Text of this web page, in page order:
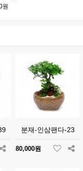
원
분재-인삼팬다-23
80,000원